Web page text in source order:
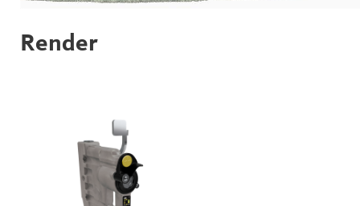
Render